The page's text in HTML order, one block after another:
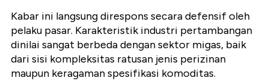
Kabar ini langsung direspons secara defensif oleh
pelaku pasar. Karakteristik industri pertambangan
dinilai sangat berbeda dengan sektor migas, baik
dari sisi kompleksitas ratusan jenis perizinan
maupun keragaman spesifikasi komoditas.